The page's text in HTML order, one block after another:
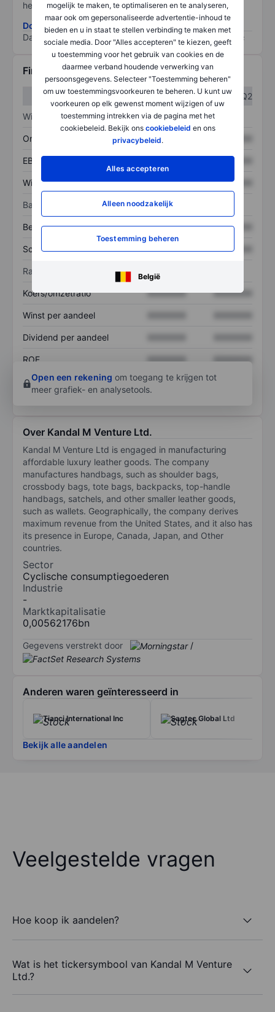
mogelijk te maken, te optimaliseren en te analyseren,
maar ook om gepersonaliseerde advertentie-inhoud te
bieden en u in staat te stellen verbinding te maken met
sociale media. Door "Alles accepteren" te kiezen, geeft
u toestemming voor het gebruik van cookies en de
daarmee verband houdende verwerking van
persoonsgegevens. Selecteer "Toestemming beheren"
om uw toestemmingsvoorkeuren te beheren. U kunt uw
voorkeuren op elk gewenst moment wijzigen of uw
toestemming intrekken via de pagina met het
cookiebeleid. Bekijk ons cookiebeleid en ons
privacybeleid.
Alles accepteren
Alleen noodzakelijk
Toestemming beheren
België
het grootste risico).
Download de ESG-risicomethodologie
Data provided by
Financiële gegevens
Q1
Q2
Winst/verlies
Omzet XXXXXXX
EBITDA XXXXXXX
Winst XXXXXXX XXXXXXX
Balans
Bezittingen XXXXXXX XXXXXXX
Schulden XXXXXXX XXXXXXX
Ratio's
Koers/omzetratio XXXXXXX XXXXXXX
Winst per aandeel
Dividend per aandeel
ROE XXXXXXX
XXXXXXX
Open een rekening om toegang te krijgen tot
meer grafiek- en analysetools.
Over Kandal M Venture Ltd.
Kandal M Venture Ltd is engaged in manufacturing
affordable luxury leather goods. The company
manufactures handbags, such as shoulder bags,
crossbody bags, tote bags, backpacks, top-handle
handbags, satchels, and other smaller leather goods,
such as wallets. Geographically, the company derives
maximum revenue from the United States, and it also has
its presence in Europe, Canada, Japan, and Other
countries.
Sector
Cyclische consumptiegoederen
Industrie
-
Marktkapitalisatie
0,00562176bn
Gegevens verstrekt door /
Anderen waren geïnteresseerd in
Tianci International Inc Sagtec Global Ltd
Bekijk alle aandelen
Veelgestelde vragen
Hoe koop ik aandelen?
Wat is het tickersymbool van Kandal M Venture
Ltd.?